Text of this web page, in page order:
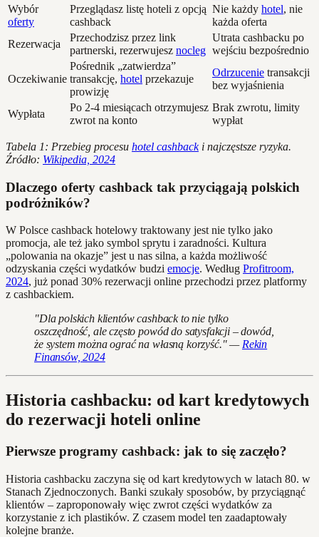
Wybór
oferty
Przeglądasz listę hoteli z opcją
cashback
Nie każdy hotel, nie
każda oferta
Rezerwacja
Przechodzisz przez link
partnerski, rezerwujesz nocleg
Utrata cashbacku po
wejściu bezpośrednio
Oczekiwanie
Pośrednik „zatwierdza”
transakcję, hotel przekazuje
prowizję
Odrzucenie transakcji
bez wyjaśnienia
Wypłata
Po 2-4 miesiącach otrzymujesz
zwrot na konto
Brak zwrotu, limity
wypłat
Tabela 1: Przebieg procesu hotel cashbacki najczęstsze ryzyka.
Źródło: Wikipedia, 2024
Dlaczego oferty cashback tak przyciągają polskich
podróżników?
W Polsce cashback hotelowy traktowany jest nie tylko jako
promocja, ale też jako symbol sprytu i zaradności. Kultura
„polowania na okazje” jest u nas silna, a każda możliwość
odzyskania części wydatków budzi emocje. Według Profitroom,
2024, już ponad 30% rezerwacji online przechodzi przez platformy
z cashbackiem.
"Dla polskich klientów cashback to nie tylko
oszczędność, ale często powód do satysfakcji – dowód,
że system można ograć na własną korzyść." — Rekin
Finansów, 2024
Historia cashbacku: od kart kredytowych
do rezerwacji hoteli online
Pierwsze programy cashback: jak to się zaczęło?
Historia cashbacku zaczyna się od kart kredytowych w latach 80. w
Stanach Zjednoczonych. Banki szukały sposobów, by przyciągnąć
klientów – zaproponowały więc zwrot części wydatków za
korzystanie z ich plastików. Z czasem model ten zaadaptowały
kolejne branże.